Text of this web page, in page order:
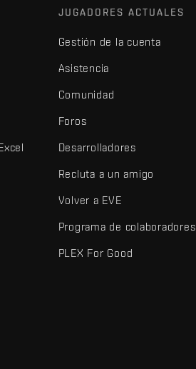
JUGADORES ACTUALES
Gestión de la cuenta
Asistencia
Comunidad
Foros
Desarrolladores
Recluta a un amigo
Volver a EVE
Programa de colaboradores
PLEX For Good